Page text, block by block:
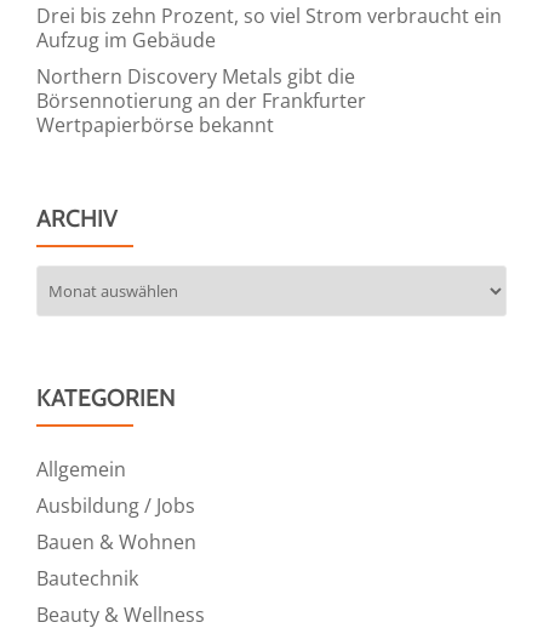
Drei bis zehn Prozent, so viel Strom verbraucht ein
Aufzug im Gebäude
Northern Discovery Metals gibt die
Börsennotierung an der Frankfurter
Wertpapierbörse bekannt
ARCHIV
KATEGORIEN
Allgemein
Ausbildung / Jobs
Bauen & Wohnen
Bautechnik
Beauty & Wellness